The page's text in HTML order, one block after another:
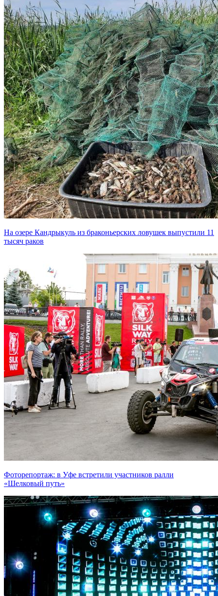
На озере Кандрыкуль из браконьерских ловушек выпустили 11
тысяч раков
Фоторепортаж: в Уфе встретили участников ралли
«Шелковый путь»